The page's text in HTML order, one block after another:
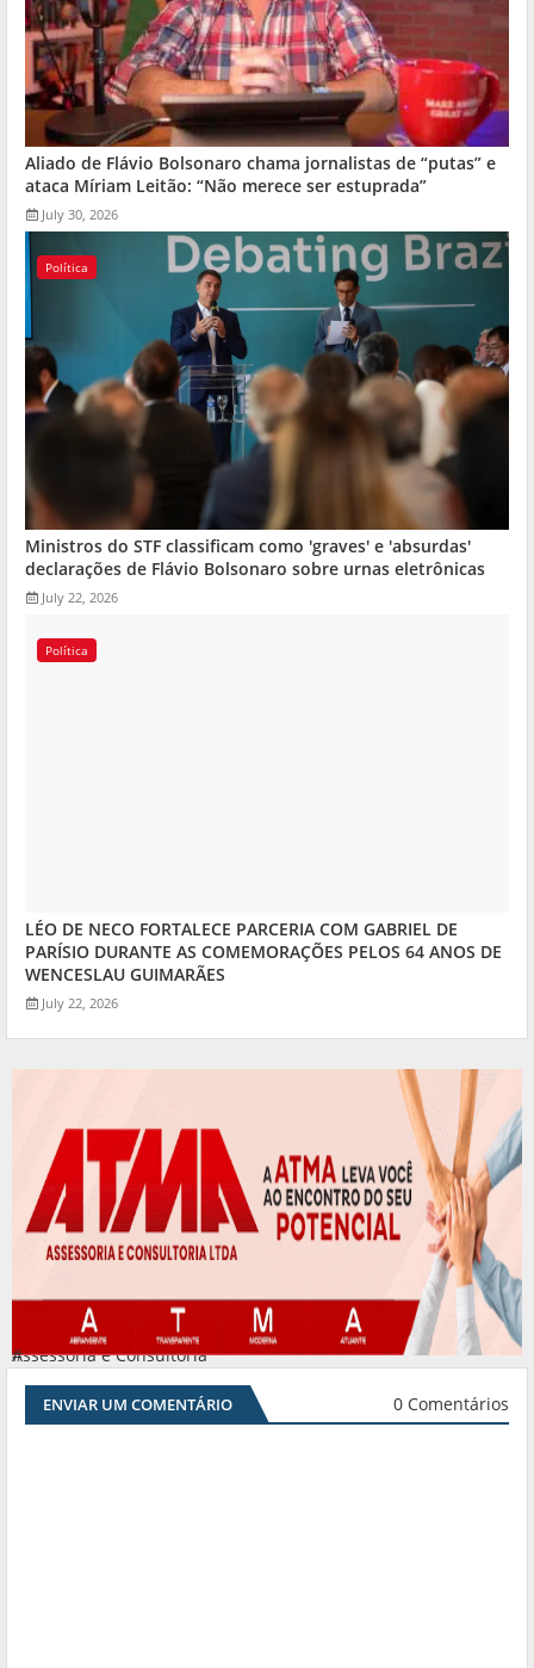
Aliado de Flávio Bolsonaro chama jornalistas de “putas” e
ataca Míriam Leitão: “Não merece ser estuprada”
July 30, 2026
Política
Ministros do STF classificam como 'graves' e 'absurdas'
declarações de Flávio Bolsonaro sobre urnas eletrônicas
July 22, 2026
Política
LÉO DE NECO FORTALECE PARCERIA COM GABRIEL DE
PARÍSIO DURANTE AS COMEMORAÇÕES PELOS 64 ANOS DE
WENCESLAU GUIMARÃES
July 22, 2026
Assessoria e Consultoria
#
ENVIAR UM COMENTÁRIO 0 Comentários